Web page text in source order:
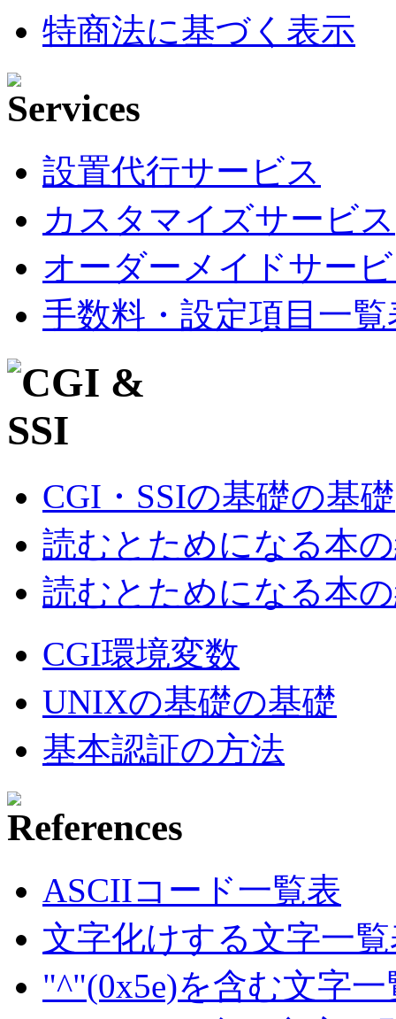
特商法に基づく表示
設置代行サービス
カスタマイズサービス
オーダーメイドサー
手数料・設定項目一覧
CGI・SSIの基礎の基礎
読むとためになる本
読むとためになる本
CGI環境変数
UNIXの基礎の基礎
基本認証の方法
ASCIIコード一覧表
文字化けする文字一
"^"(0x5e)を含む文字一